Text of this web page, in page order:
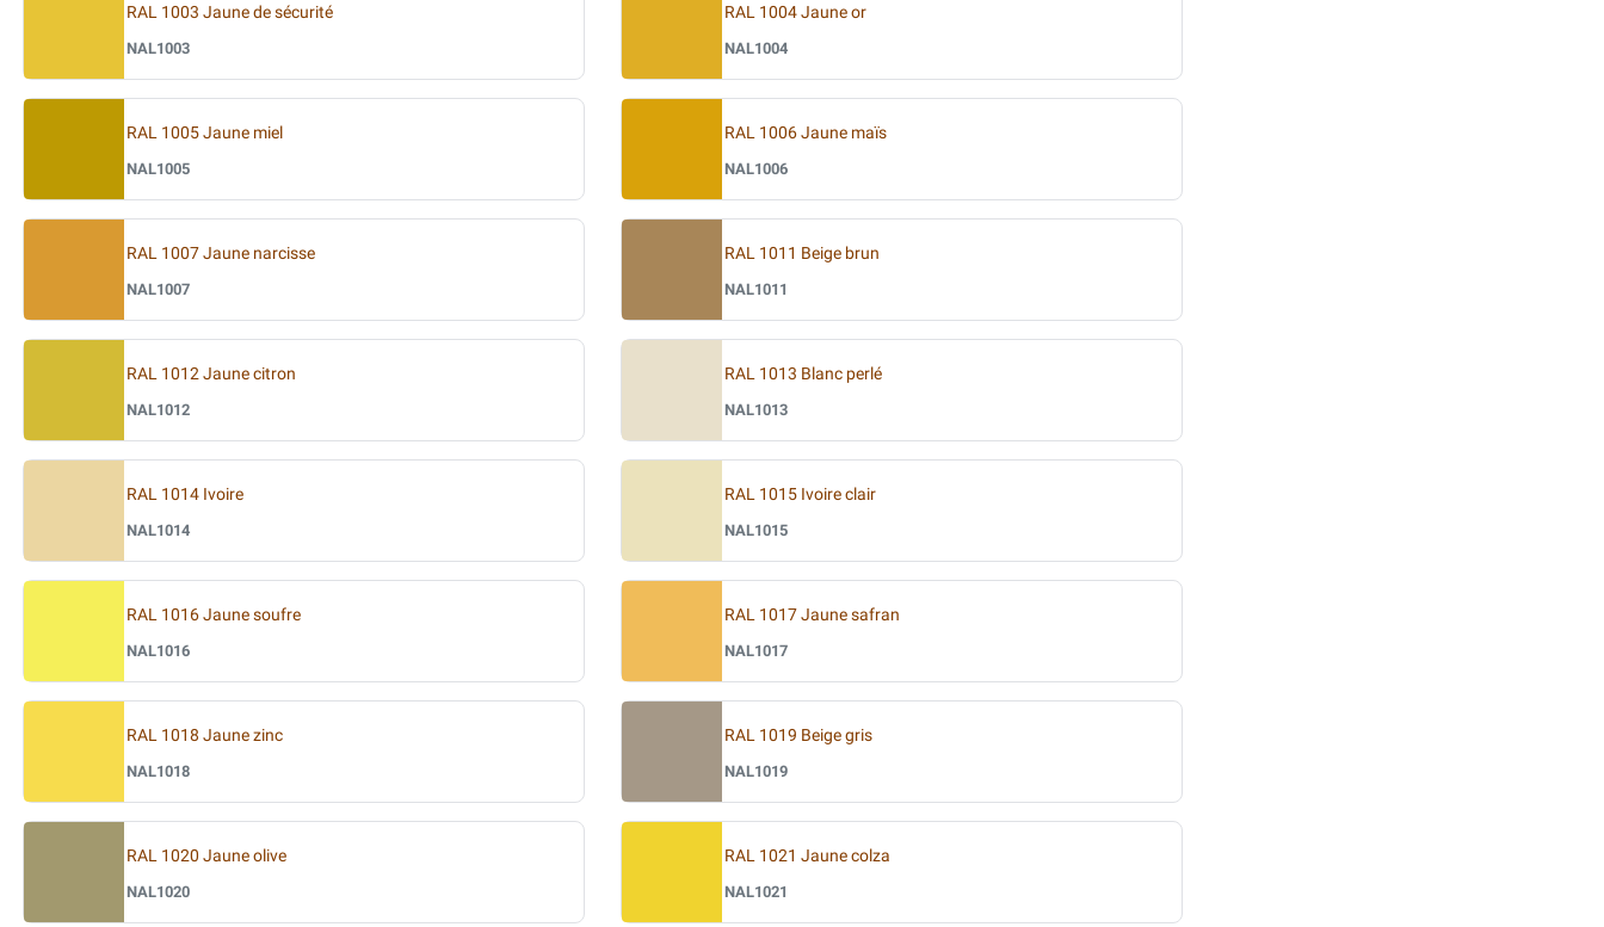
RAL 1003 Jaune de sécurité
NAL1003
RAL 1004 Jaune or
NAL1004
RAL 1005 Jaune miel
NAL1005
RAL 1006 Jaune maïs
NAL1006
RAL 1007 Jaune narcisse
NAL1007
RAL 1011 Beige brun
NAL1011
RAL 1012 Jaune citron
NAL1012
RAL 1013 Blanc perlé
NAL1013
RAL 1014 Ivoire
NAL1014
RAL 1015 Ivoire clair
NAL1015
RAL 1016 Jaune soufre
NAL1016
RAL 1017 Jaune safran
NAL1017
RAL 1018 Jaune zinc
NAL1018
RAL 1019 Beige gris
NAL1019
RAL 1020 Jaune olive
NAL1020
RAL 1021 Jaune colza
NAL1021